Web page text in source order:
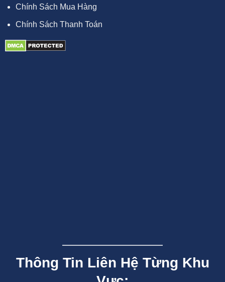
Chính Sách Mua Hàng
Chính Sách Thanh Toán
Thông Tin Liên Hệ Từng Khu